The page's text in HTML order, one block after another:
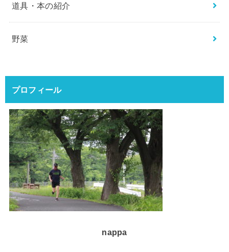
道具・本の紹介
野菜
プロフィール
nappa